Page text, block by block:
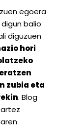
egoera
balio
diguzuen
hori
zubia eta
. Blog